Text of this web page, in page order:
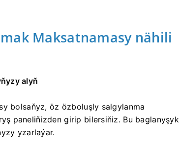
Maksatnamasy nähili
alyň
bolsaňyz, öz özboluşly salgylanma
paneliňizden girip bilersiňiz. Bu baglanyşyk
yzarlaýar.